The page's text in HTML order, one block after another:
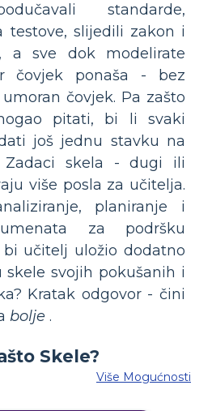
standarde,
testove, slijedili zakon i
a sve dok modelirate
čovjek ponaša - bez
čovjek. Pa zašto
pitati, bi li svaki
još jednu stavku na
Zadaci skela - dugi ili
više posla za učitelja.
planiranje i
za podršku
učitelj uložio dodatno
svojih pokušanih i
Kratak odgovor - čini
bolje .
Više Mogućnosti